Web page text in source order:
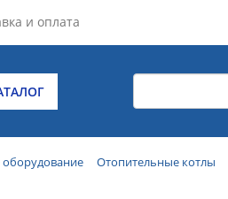
и оплата
оборудование Отопительные котлы